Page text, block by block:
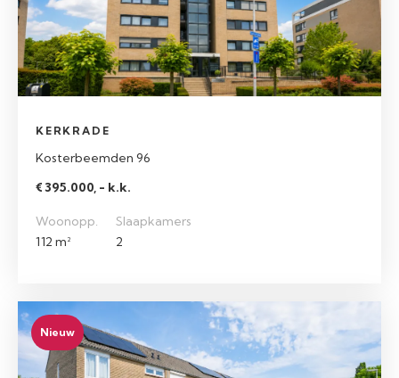
KERKRADE
Kosterbeemden 96
€ 395.000, - k.k.
Woonopp.
112 m²
Slaapkamers
2
Nieuw